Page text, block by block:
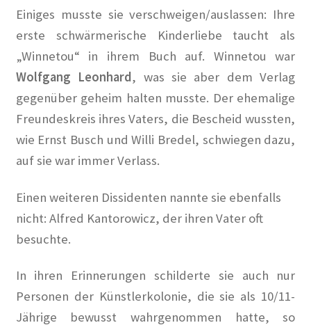
Impressionen
Impressum
Tagesstatistik
In Memorian
Kaffeetreffen
Kalender 2025
Einiges musste sie verschweigen/auslassen: Ihre
erste schwärmerische Kinderliebe taucht als
„Winnetou“ in ihrem Buch auf. Winnetou war
Wolfgang Leonhard, was sie aber dem Verlag
gegenüber geheim halten musste. Der ehemalige
Freundeskreis ihres Vaters, die Bescheid wussten,
wie Ernst Busch und Willi Bredel, schwiegen dazu,
auf sie war immer Verlass.
Einen weiteren Dissidenten nannte sie ebenfalls
nicht: Alfred Kantorowicz, der ihren Vater oft
besuchte.
In ihren Erinnerungen schilderte sie auch nur
Personen der Künstlerkolonie, die sie als 10/11-
Jährige bewusst wahrgenommen hatte, so